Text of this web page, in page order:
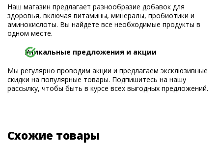
Наш магазин предлагает разнообразие добавок для
здоровья, включая витамины, минералы, пробиотики и
аминокислоты. Вы найдете все необходимые продукты в
одном месте.
Уникальные предложения и акции
Мы регулярно проводим акции и предлагаем эксклюзивные
скидки на популярные товары. Подпишитесь на нашу
рассылку, чтобы быть в курсе всех выгодных предложений.
Схожие товары